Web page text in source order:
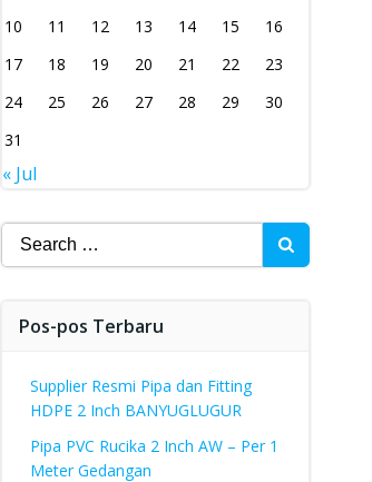
10
11 12 13 14 15
16
17
18 19 20 21 22
23
24
25 26 27 28 29
30
31
« Jul
Search
for:
Pos-pos Terbaru
Supplier Resmi Pipa dan Fitting
HDPE 2 Inch BANYUGLUGUR
Pipa PVC Rucika 2 Inch AW – Per 1
Meter Gedangan